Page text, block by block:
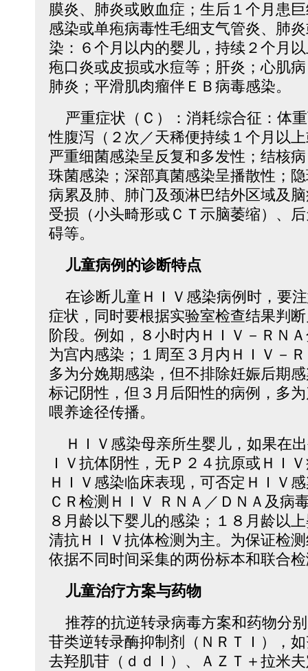
膜炎、肺炎或败血症；生后１个月患
感染或单疱病毒性毛细支气管炎、肺
染：６个月以内的婴儿，持续２个月
疱口炎或皮损或水痘等；肝炎；心肌
肺炎；平滑肌肉瘤伴ＥＢ病毒感染。
严重症状（Ｃ）：消耗综合征：体
性腹泻（２次／天稀便持续１个月以
严重细菌感染呈反复和多发性；结核
珠菌感染；深部真菌感染呈播散性；
病累及肺、肺门及颈淋巴结外区域及
受损（小头畸形或ＣＴ示脑萎缩）、
碍等。
儿童病例的诊断特点
在诊断儿童ＨＩＶ感染病例时，要
症状，同时要根据实验室检查结果判
阶段。例如，８小时内ＨＩＶ－ＲＮ
为宫内感染；１周至３月内ＨＩＶ－
多为分娩期感染，但不排除妊娠后期
标记阴性，但３月后阳性的病例，多
喂养途径传播。
ＨＩＶ感染母亲所生婴儿，如果在
ＩＶ抗体阴性，无Ｐ２４抗原或ＨＩ
ＨＩＶ感染临床表现，可否定ＨＩＶ
ＣＲ检测ＨＩＶ ＲＮＡ／ＤＮＡ及病
８月龄以下婴儿的感染；１８月龄以
清抗ＨＩＶ抗体检测为主。为保证检
依据不同时间采集的两份标本和联合
儿童治疗方案与药物
推荐的抗逆转录病毒方案和药物分
苷类逆转录酶抑制剂（ＮＲＴＩ），
去羟肌苷（ｄｄＩ）、ＡＺＴ＋拉米